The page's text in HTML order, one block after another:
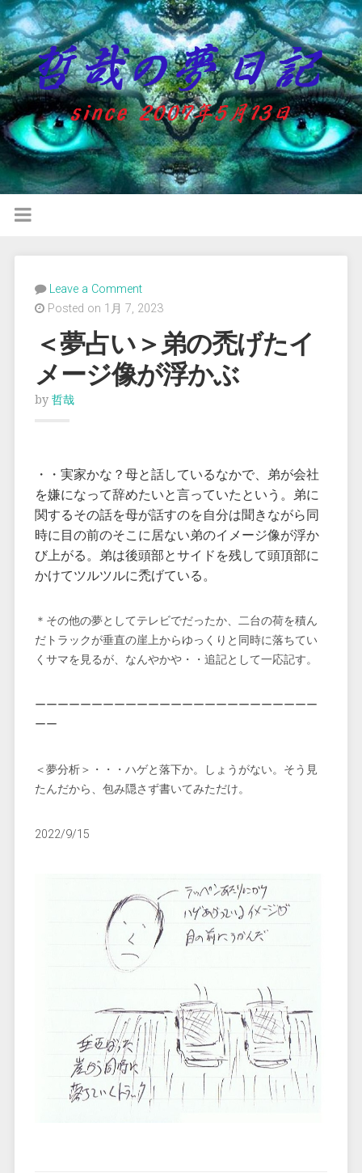
Leave a Comment
Posted on 1月 7, 2023
＜夢占い＞弟の禿げたイ
メージ像が浮かぶ
by 哲哉
・・実家かな？母と話しているなかで、弟が会社
を嫌になって辞めたいと言っていたという。弟に
関するその話を母が話すのを自分は聞きながら同
時に目の前のそこに居ない弟のイメージ像が浮か
び上がる。弟は後頭部とサイドを残して頭頂部に
かけてツルツルに禿げている。
＊その他の夢としてテレビでだったか、二台の荷を積ん
だトラックが垂直の崖上からゆっくりと同時に落ちてい
くサマを見るが、なんやかや・・追記として一応記す。
ーーーーーーーーーーーーーーーーーーーーーーーーー
ーー
＜夢分析＞・・・ハゲと落下か。しょうがない。そう見
たんだから、包み隠さず書いてみただけ。
2022/9/15